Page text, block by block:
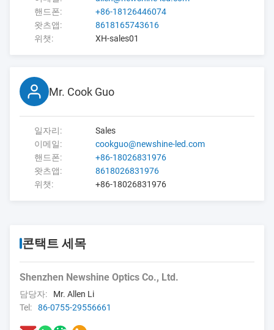
핸드폰:
+86-18126446074
왓츠앱:
8618165743616
위챗:
XH-sales01
Mr. Cook Guo
일자리:
Sales
이메일:
cookguo@newshine-led.com
핸드폰:
+86-18026831976
왓츠앱:
8618026831976
위챗:
+86-18026831976
콘택트 세목
Shenzhen Newshine Optics Co., Ltd.
담당자:
Mr. Allen Li
Tel:
86-0755-29556661